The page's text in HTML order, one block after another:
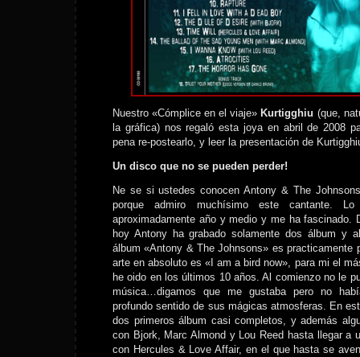
Nuestro «Cómplice en el viaje» Kurtigghiu (que,
la gráfica) nos regaló esta joya en abril de 2008
pena re-postearlo, y leer la presentación de
Un disco que no se pueden perder!
Ne se si ustedes conocen Antony & The
porque admiro muchísimo este cantante.
aproximadamente año y medio y me ha fascinado.
hoy Antony ha grabado solamente dos álbum y
álbum «Antony & The Johnsons» es practicamente
arte en absoluto es «I am a bird now», para mi el
he oido en los últimos 10 años. Al comienzo no le
música…digamos que me gustaba pero no
profundo sentido de sus mágicas atmosferas. En
dos primeros álbum casi completos, y además
con Bjork, Marc Almond y Lou Reed hasta llegar a
con Hercules & Love Affair, en el que hasta se